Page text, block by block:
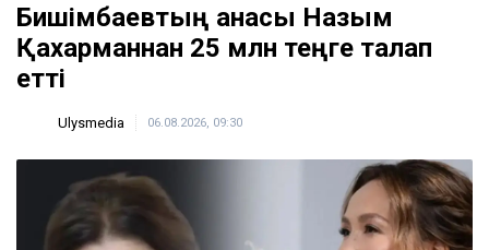
Бишімбаевтың анасы Назым
Қахарманнан 25 млн теңге талап
етті
Ulysmedia 06.08.2026, 09:30